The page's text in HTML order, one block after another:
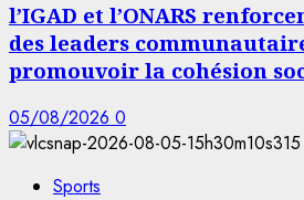
l’IGAD et l’ONARS
des leaders
promouvoir la cohésion
05/08/2026 0
Sports